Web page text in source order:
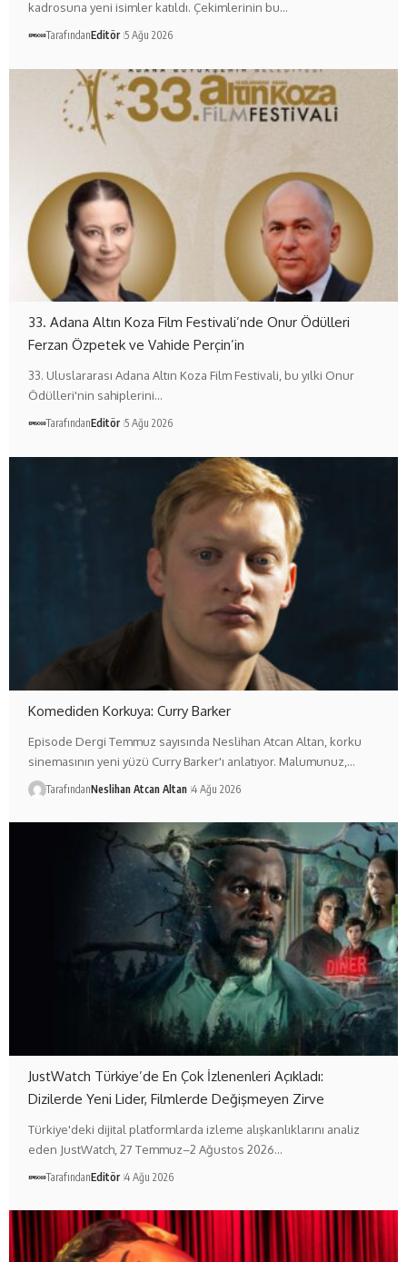
kadrosuna yeni isimler katıldı. Çekimlerinin bu…
TarafındanEditör 5 Ağu 2026
33. Adana Altın Koza Film Festivali’nde Onur Ödülleri
Ferzan Özpetek ve Vahide Perçin’in
33. Uluslararası Adana Altın Koza Film Festivali, bu yılki Onur
Ödülleri'nin sahiplerini…
TarafındanEditör 5 Ağu 2026
Komediden Korkuya: Curry Barker
Episode Dergi Temmuz sayısında Neslihan Atcan Altan, korku
sinemasının yeni yüzü Curry Barker'ı anlatıyor. Malumunuz,…
TarafındanNeslihan Atcan Altan 4 Ağu 2026
JustWatch Türkiye’de En Çok İzlenenleri Açıkladı:
Dizilerde Yeni Lider, Filmlerde Değişmeyen Zirve
Türkiye'deki dijital platformlarda izleme alışkanlıklarını analiz
eden JustWatch, 27 Temmuz–2 Ağustos 2026…
TarafındanEditör 4 Ağu 2026